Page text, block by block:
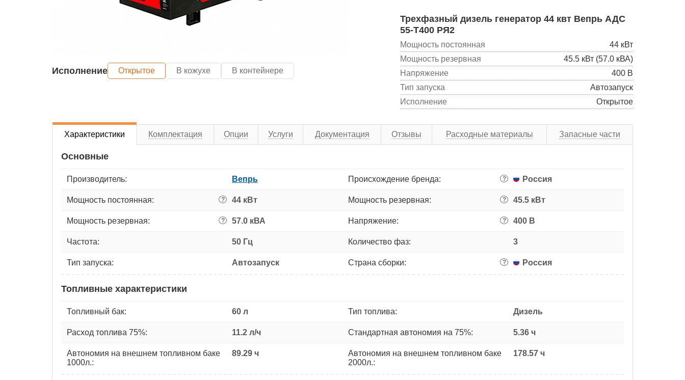
Исполнение Открытое В кожухе В контейнере
Трехфазный дизель генератор 44 квт Вепрь АДС
55-Т400 РЯ2
Мощность постоянная
44 кВт
Мощность резервная
45.5 кВт (57.0 кВА)
Напряжение
400 В
Тип запуска
Автозапуск
Исполнение
Открытое
Характеристики Комплектация Опции Услуги Документация Отзывы Расходные материалы Запасные части
Основные
Производитель: Вепрь Происхождение бренда: ? Россия
Мощность постоянная: ? 44 кВт Мощность резервная: ? 45.5 кВт
Мощность резервная: ? 57.0 кВА Напряжение: ? 400 В
Частота: 50 Гц Количество фаз: 3
Тип запуска: Автозапуск Страна сборки: ? Россия
Топливные характеристики
Топливный бак: 60 л Тип топлива: Дизель
Расход топлива 75%: 11.2 л/ч Стандартная автономия на 75%: 5.36 ч
Автономия на внешнем топливном баке
1000л.:
89.29 ч
Автономия на внешнем топливном баке
2000л.:
178.57 ч